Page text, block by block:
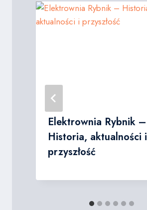
Elektrownia Rybnik –
Historia, aktualności i
przyszłość